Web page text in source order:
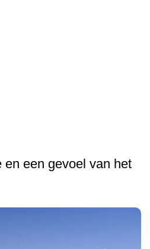
en een gevoel van het